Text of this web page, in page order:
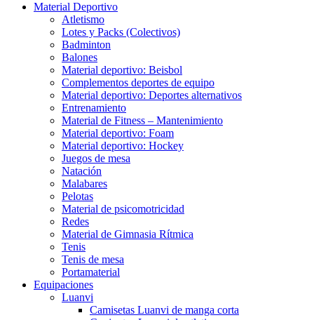
Material Deportivo
Atletismo
Lotes y Packs (Colectivos)
Badminton
Balones
Material deportivo: Beisbol
Complementos deportes de equipo
Material deportivo: Deportes alternativos
Entrenamiento
Material de Fitness – Mantenimiento
Material deportivo: Foam
Material deportivo: Hockey
Juegos de mesa
Natación
Malabares
Pelotas
Material de psicomotricidad
Redes
Material de Gimnasia Rítmica
Tenis
Tenis de mesa
Portamaterial
Equipaciones
Luanvi
Camisetas Luanvi de manga corta